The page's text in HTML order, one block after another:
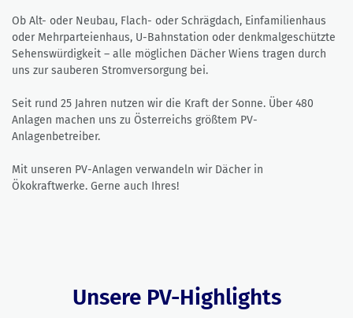
Ob Alt- oder Neubau, Flach- oder Schrägdach, Einfamilienhaus
oder Mehrparteienhaus, U-Bahnstation oder denkmalgeschützte
Sehenswürdigkeit – alle möglichen Dächer Wiens tragen durch
uns zur sauberen Stromversorgung bei.
Seit rund 25 Jahren nutzen wir die Kraft der Sonne. Über 480
Anlagen machen uns zu Österreichs größtem PV-
Anlagenbetreiber.
Mit unseren PV-Anlagen verwandeln wir Dächer in
Ökokraftwerke. Gerne auch Ihres!
Unsere PV-Highlights